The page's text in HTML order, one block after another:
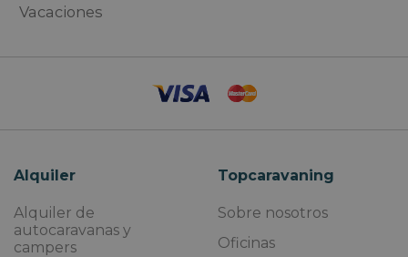
Vacaciones
Alquiler
Alquiler de
autocaravanas y
campers
Topcaravaning
Sobre nosotros
Oficinas